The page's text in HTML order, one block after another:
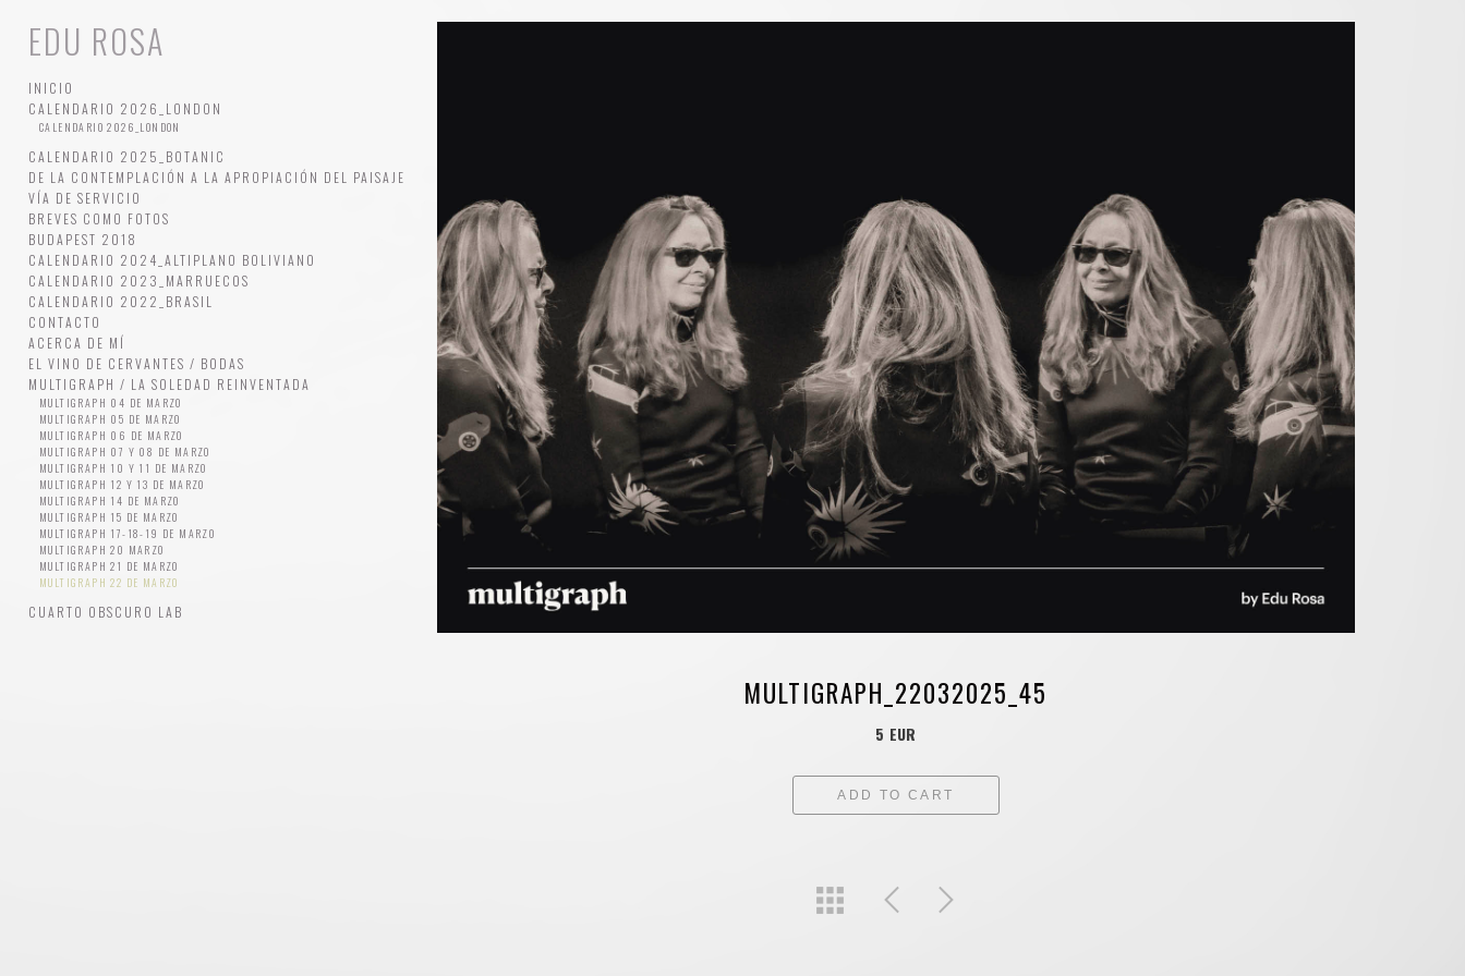
EDU ROSA
INICIO
CALENDARIO 2026_LONDON
CALENDARIO 2026_LONDON
CALENDARIO 2025_BOTANIC
DE LA CONTEMPLACIÓN A LA APROPIACIÓN DEL PAISAJE
VÍA DE SERVICIO
BREVES COMO FOTOS
BUDAPEST 2018
CALENDARIO 2024_ALTIPLANO BOLIVIANO
CALENDARIO 2023_MARRUECOS
CALENDARIO 2022_BRASIL
CONTACTO
ACERCA DE MÍ
EL VINO DE CERVANTES / BODAS
MULTIGRAPH / LA SOLEDAD REINVENTADA
MULTIGRAPH 04 DE MARZO
MULTIGRAPH 05 DE MARZO
MULTIGRAPH 06 DE MARZO
MULTIGRAPH 07 Y 08 DE MARZO
MULTIGRAPH 10 Y 11 DE MARZO
MULTIGRAPH 12 Y 13 DE MARZO
MULTIGRAPH 14 DE MARZO
MULTIGRAPH 15 DE MARZO
MULTIGRAPH 17-18-19 DE MARZO
MULTIGRAPH 20 MARZO
MULTIGRAPH 21 DE MARZO
MULTIGRAPH 22 DE MARZO
CUARTO OBSCURO LAB
MULTIGRAPH_22032025_45
5 EUR
ADD TO CART